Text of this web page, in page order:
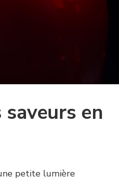
en
petite lumière